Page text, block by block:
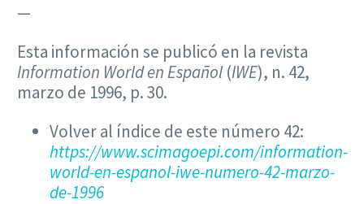
—
Esta información se publicó en la revista
Information World en Español (IWE), n. 42,
marzo de 1996, p. 30.
Volver al índice de este número 42:
https://www.scimagoepi.com/information-
world-en-espanol-iwe-numero-42-marzo-
de-1996